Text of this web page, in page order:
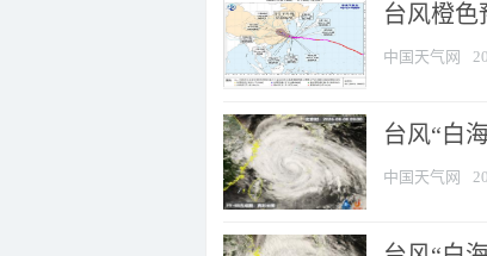
台风橙色
中国天气网
台风“白
中国天气网